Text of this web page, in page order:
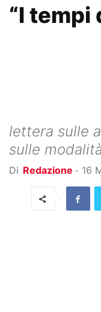
“I tempi
lettera sulle
sulle
Di Redazione - 16